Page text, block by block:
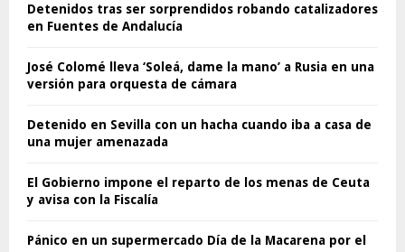
Detenidos tras ser sorprendidos robando catalizadores
en Fuentes de Andalucía
José Colomé lleva ‘Soleá, dame la mano’ a Rusia en una
versión para orquesta de cámara
Detenido en Sevilla con un hacha cuando iba a casa de
una mujer amenazada
El Gobierno impone el reparto de los menas de Ceuta
y avisa con la Fiscalía
Pánico en un supermercado Día de la Macarena por el